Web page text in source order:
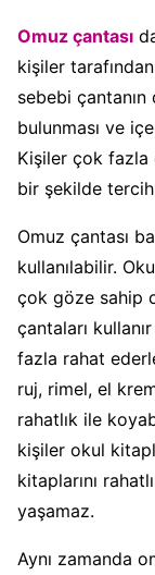
Omuz çantası
kişiler
sebebi
bulunması ve
Kişiler çok fazla
bir şekilde
Omuz çantası
kullanılabilir.
çok göze sahip
çantaları
fazla rahat
ruj, rimel, el
rahatlık ile
kişiler okul
kitaplarını
yaşamaz.
Aynı zamanda